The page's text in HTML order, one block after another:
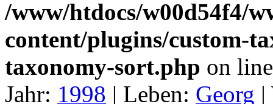
/www/htdocs/w00d54f4/
content/plugins/custom-
taxonomy-sort.php on
Jahr: 1998 | Leben: Georg |